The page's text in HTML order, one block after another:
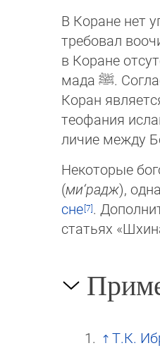
В Коране нет
тре­бовал
в Ко­ране
мада ﷺ.
Коран
теофания
личие между
Некоторые
(ми‘радж),
сне .
статьях
Т.К.